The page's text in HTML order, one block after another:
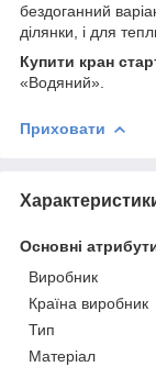
бездоганний
ділянки, і для
Купити кран
«Водяний».
Приховати
Основні
Виробник
Країна виробник
Тип
Матеріал